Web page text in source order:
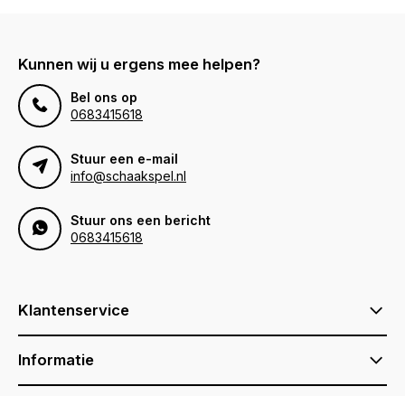
Kunnen wij u ergens mee helpen?
Bel ons op
0683415618
Stuur een e-mail
info@schaakspel.nl
Stuur ons een bericht
0683415618
Klantenservice
Informatie